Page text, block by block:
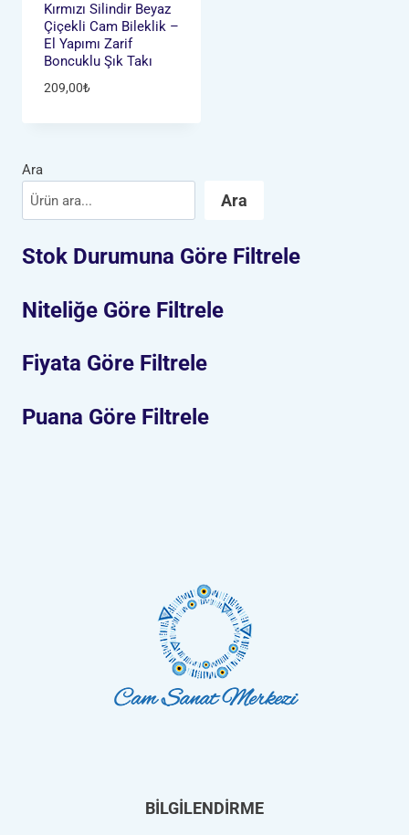
Kırmızı Silindir Beyaz
Çiçekli Cam Bileklik –
El Yapımı Zarif
Boncuklu Şık Takı
209,00₺
Ara
Ara
Stok Durumuna Göre Filtrele
Niteliğe Göre Filtrele
Fiyata Göre Filtrele
Puana Göre Filtrele
BİLGİLENDİRME